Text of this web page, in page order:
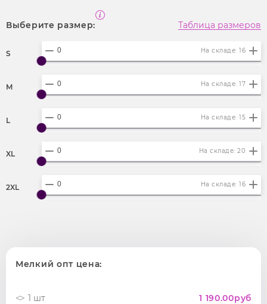
Выберите размер: Таблица размеров
S На складе: 16
M На складе: 17
L На складе: 15
XL На складе: 20
2XL На складе: 16
Мелкий опт цена:
1 шт 1 190.00руб